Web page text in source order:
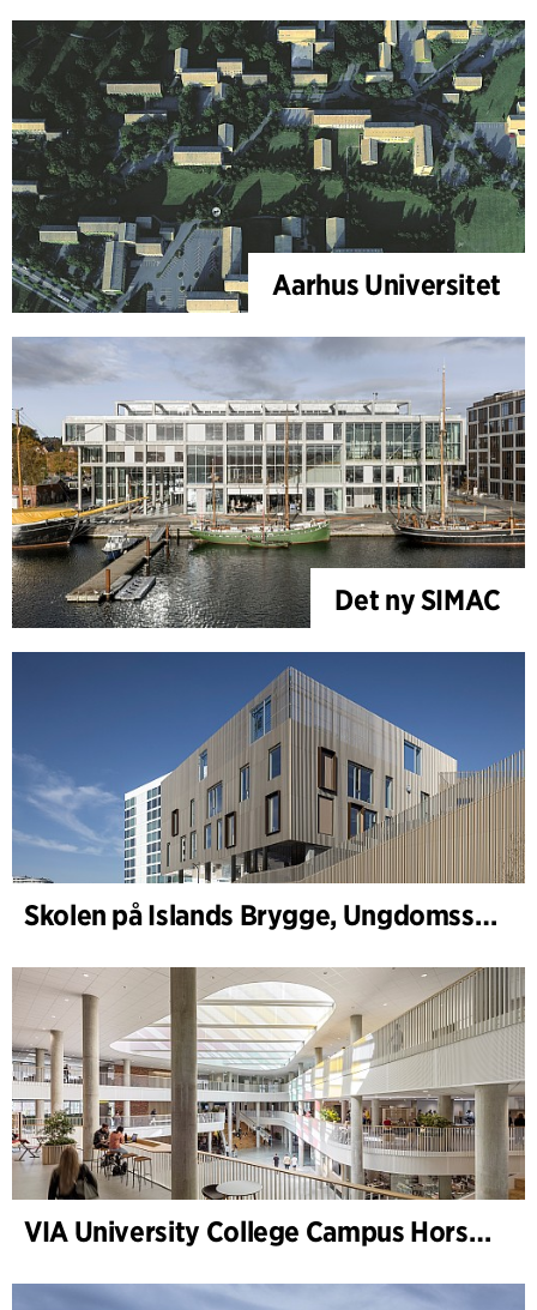
Aarhus Universitet
Det ny SIMAC
Skolen på Islands Brygge, Ungdomsskole
VIA University College Campus Horsens